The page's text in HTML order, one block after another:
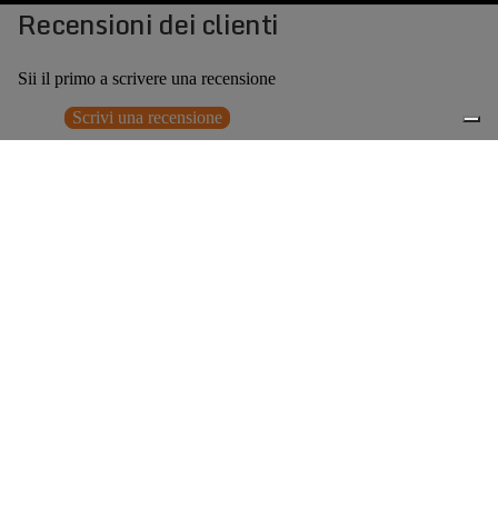
Recensioni dei clienti
Sii il primo a scrivere una recensione
Scrivi una recensione